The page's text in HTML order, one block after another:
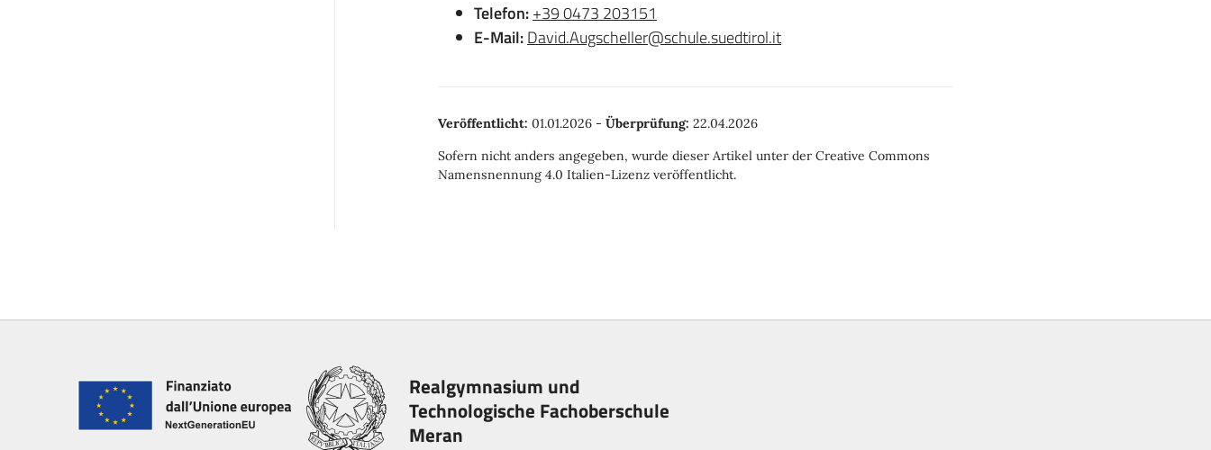
Telefon:+39 0473 203151
E-Mail:David.Augscheller@schule.suedtirol.it
Veröffentlicht: 01.01.2026 - Überprüfung: 22.04.2026
Sofern nicht anders angegeben, wurde dieser Artikel unter der Creative Commons
Namensnennung 4.0 Italien-Lizenz veröffentlicht.
Realgymnasium und
Technologische Fachoberschule
Meran